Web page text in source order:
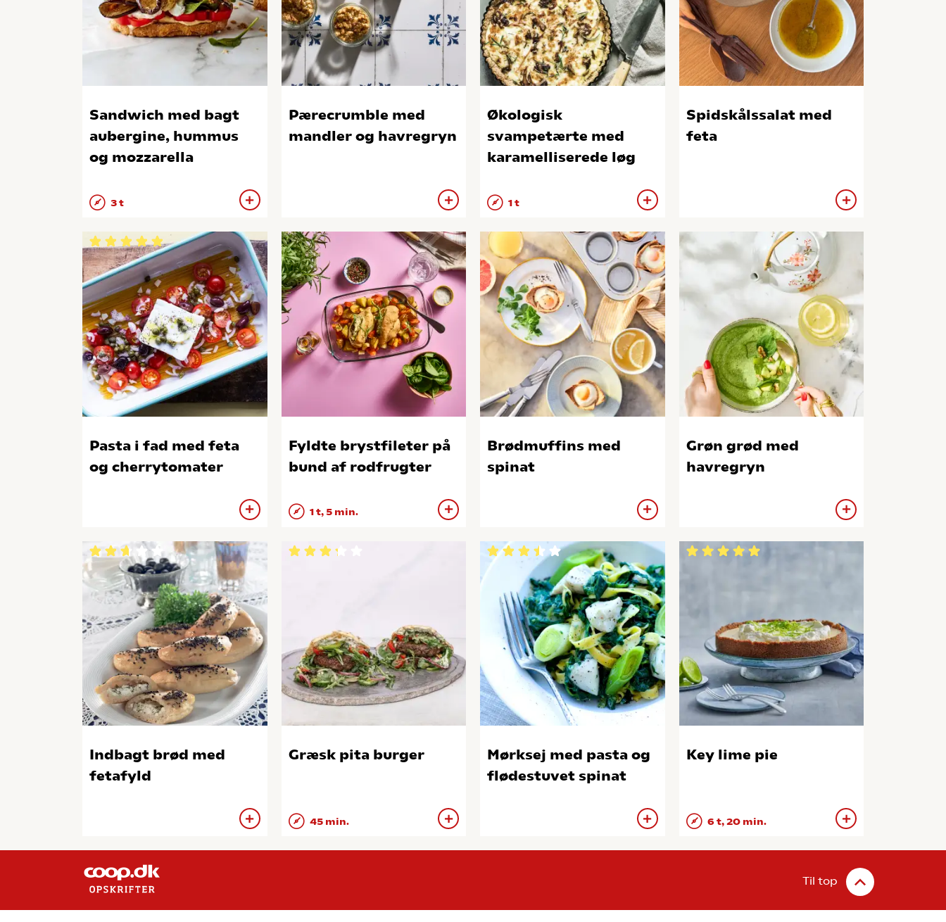
Sandwich med bagt
aubergine, hummus
og mozzarella
3 t
Pærecrumble med
mandler og havregryn
Økologisk
svampetærte med
karamelliserede løg
1 t
Spidskålssalat med
feta
Pasta i fad med feta
og cherrytomater
Fyldte brystfileter på
bund af rodfrugter
1 t, 5 min.
Brødmuffins med
spinat
Grøn grød med
havregryn
Indbagt brød med
fetafyld
Græsk pita burger
45 min.
Mørksej med pasta og
flødestuvet spinat
Key lime pie
6 t, 20 min.
Til top